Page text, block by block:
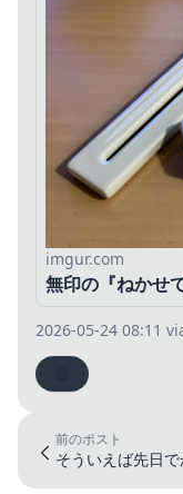
imgur.com
無印の『ねかせ
2026-05-24 08:11
前のポスト
そういえば先日で